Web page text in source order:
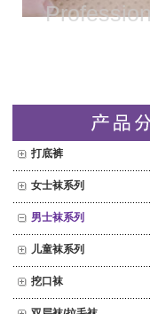
打底裤
女士袜系列
男士袜系列
儿童袜系列
挖口袜